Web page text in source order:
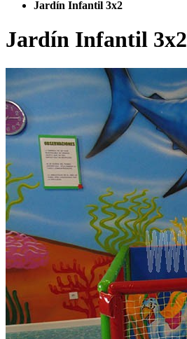
Jardín Infantil 3x2
Jardín Infantil 3x2